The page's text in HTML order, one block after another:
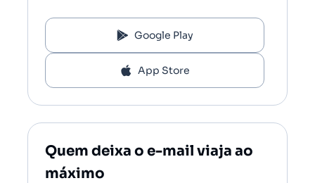
Google Play
App Store
Quem deixa o e-mail viaja ao
máximo